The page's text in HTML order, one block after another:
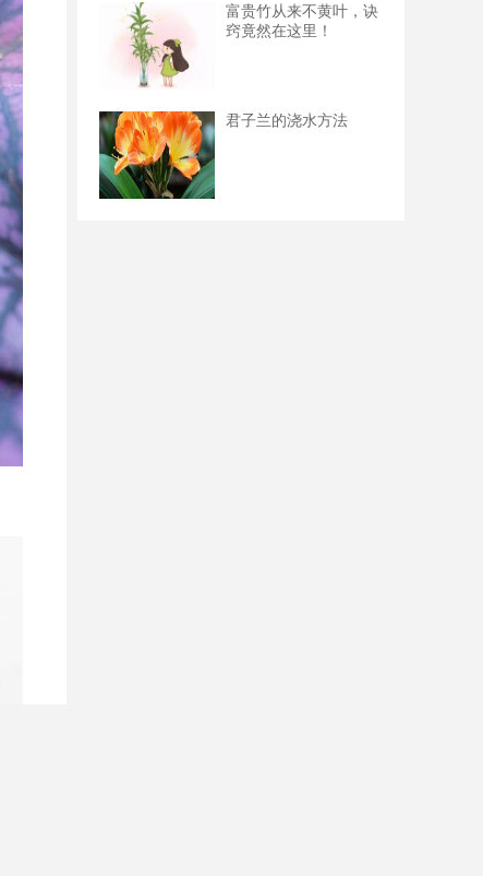
富贵竹从来不黄叶，诀
窍竟然在这里！
君子兰的浇水方法